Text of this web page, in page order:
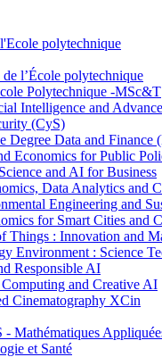
polytechnique
l’École polytechnique
Polytechnique -MSc&T
Intelligence and
(CyS)
Data and Finance
Economics for Public
and AI for Business
Data Analytics and
Engineering and
for Smart Cities and
: Innovation and
Environment : Science
Responsible AI
and Creative AI
Cinematography XCin
et Santé